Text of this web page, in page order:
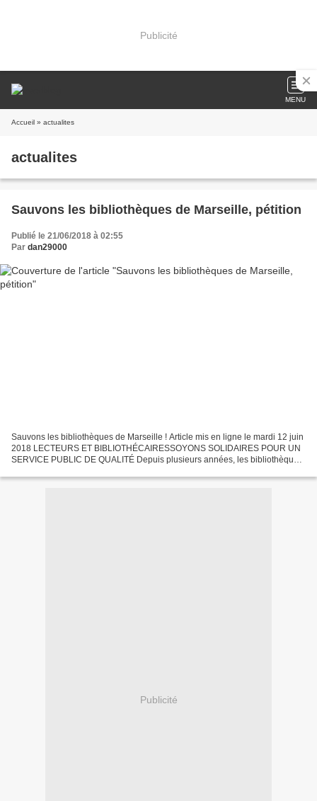
Publicité
MENU
Accueil » actualites
actualites
Sauvons les bibliothèques de Marseille, pétition
Publié le 21/06/2018 à 02:55
Par dan29000
Sauvons les bibliothèques de Marseille ! Article mis en ligne le mardi 12 juin
2018 LECTEURS ET BIBLIOTHÉCAIRESSOYONS SOLIDAIRES POUR UN
SERVICE PUBLIC DE QUALITÉ Depuis plusieurs années, les bibliothèques
Publicité